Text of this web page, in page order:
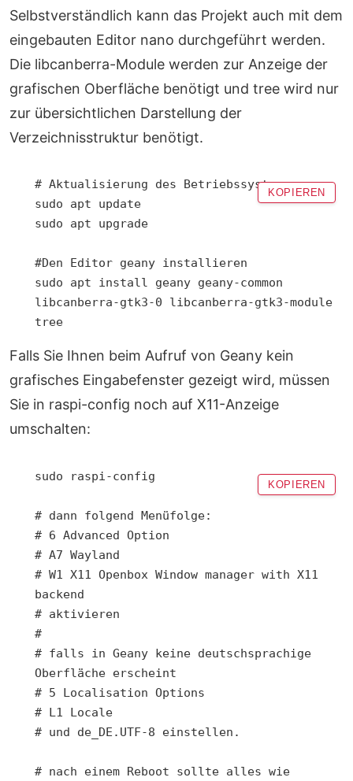
Selbstverständlich kann das Projekt auch mit dem
eingebauten Editor nano durchgeführt werden.
Die libcanberra-Module werden zur Anzeige der
grafischen Oberfläche benötigt und tree wird nur
zur übersichtlichen Darstellung der
Verzeichnisstruktur benötigt.
# Aktualisierung des Betriebssystems
sudo apt update
sudo apt upgrade
#Den Editor geany installieren
sudo apt install geany geany-common
libcanberra-gtk3-0 libcanberra-gtk3-module
tree
KOPIEREN
Falls Sie Ihnen beim Aufruf von Geany kein
grafisches Eingabefenster gezeigt wird, müssen
Sie in raspi-config noch auf X11-Anzeige
umschalten:
sudo raspi-config
# dann folgend Menüfolge:
# 6 Advanced Option
# A7 Wayland
# W1 X11 Openbox Window manager with X11
backend
# aktivieren
#
# falls in Geany keine deutschsprachige
Oberfläche erscheint
# 5 Localisation Options
# L1 Locale
# und de_DE.UTF-8 einstellen.
# nach einem Reboot sollte alles wie
KOPIEREN